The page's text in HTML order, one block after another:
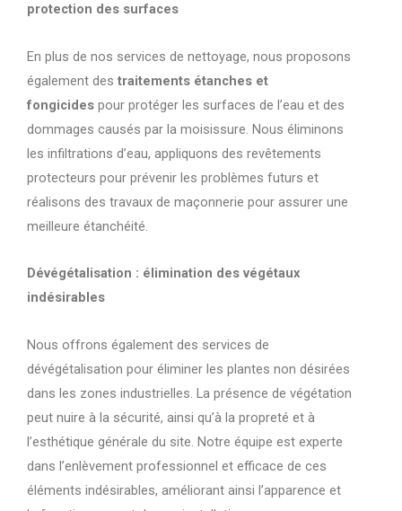
protection des surfaces
En plus de nos services de nettoyage, nous proposons
également des traitements étanches et
fongicides pour protéger les surfaces de l’eau et des
dommages causés par la moisissure. Nous éliminons
les infiltrations d’eau, appliquons des revêtements
protecteurs pour prévenir les problèmes futurs et
réalisons des travaux de maçonnerie pour assurer une
meilleure étanchéité.
Dévégétalisation : élimination des végétaux
indésirables
Nous offrons également des services de
dévégétalisation pour éliminer les plantes non désirées
dans les zones industrielles. La présence de végétation
peut nuire à la sécurité, ainsi qu’à la propreté et à
l’esthétique générale du site. Notre équipe est experte
dans l’enlèvement professionnel et efficace de ces
éléments indésirables, améliorant ainsi l’apparence et